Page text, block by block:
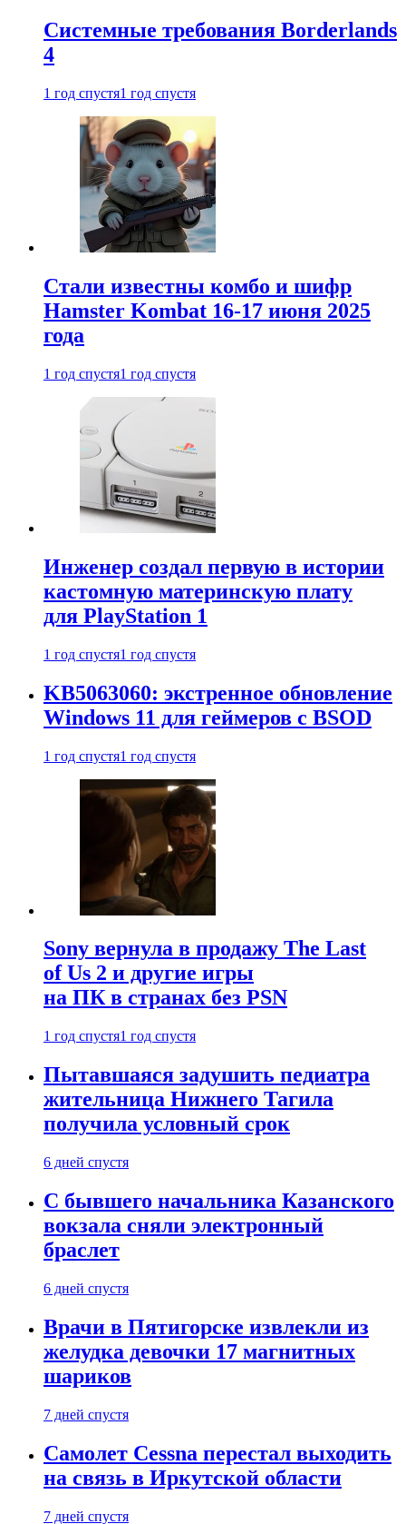
Системные требования Borderlands
4
1 год спустя1 год спустя
Стали известны комбо и шифр
Hamster Kombat 16-17 июня 2025
года
1 год спустя1 год спустя
Инженер создал первую в истории
кастомную материнскую плату
для PlayStation 1
1 год спустя1 год спустя
KB5063060: экстренное обновление
Windows 11 для геймеров с BSOD
1 год спустя1 год спустя
Sony вернула в продажу The Last
of Us 2 и другие игры
на ПК в странах без PSN
1 год спустя1 год спустя
Пытавшаяся задушить педиатра
жительница Нижнего Тагила
получила условный срок
6 дней спустя
С бывшего начальника Казанского
вокзала сняли электронный
браслет
6 дней спустя
Врачи в Пятигорске извлекли из
желудка девочки 17 магнитных
шариков
7 дней спустя
Самолет Cessna перестал выходить
на связь в Иркутской области
7 дней спустя